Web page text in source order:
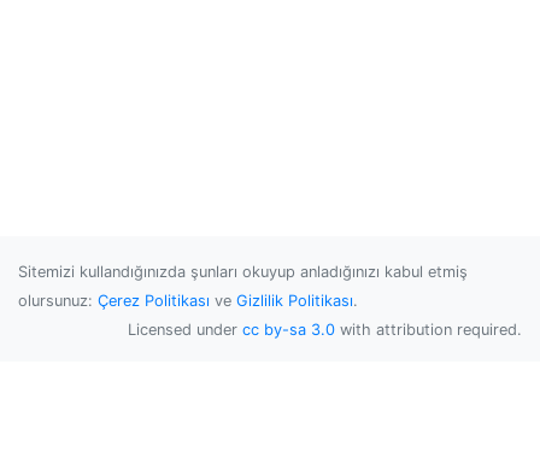
Sitemizi kullandığınızda şunları okuyup anladığınızı kabul etmiş
olursunuz: Çerez Politikası ve Gizlilik Politikası.
Licensed under cc by-sa 3.0 with attribution required.